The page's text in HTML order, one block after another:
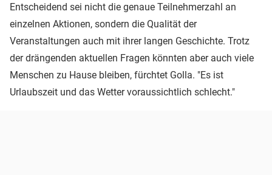
Entscheidend sei nicht die genaue Teilnehmerzahl an
einzelnen Aktionen, sondern die Qualität der
Veranstaltungen auch mit ihrer langen Geschichte. Trotz
der drängenden aktuellen Fragen könnten aber auch viele
Menschen zu Hause bleiben, fürchtet Golla. "Es ist
Urlaubszeit und das Wetter voraussichtlich schlecht."